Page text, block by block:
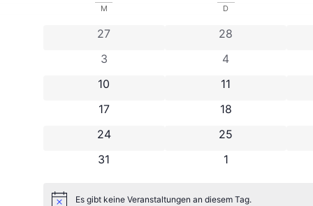
Kalender
Veranstaltungen
M D
0 Veranstaltungen
27 0 Veranstaltungen
28
0 Veranstaltungen
3 0 Veranstaltungen
4
0 Veranstaltungen
10 0 Veranstaltungen
11
0 Veranstaltungen
17 0 Veranstaltungen
18
0 Veranstaltungen
24 0 Veranstaltungen
25
0 Veranstaltungen
31 0 Veranstaltungen
1
Es gibt keine Veranstaltungen an diesem Tag.